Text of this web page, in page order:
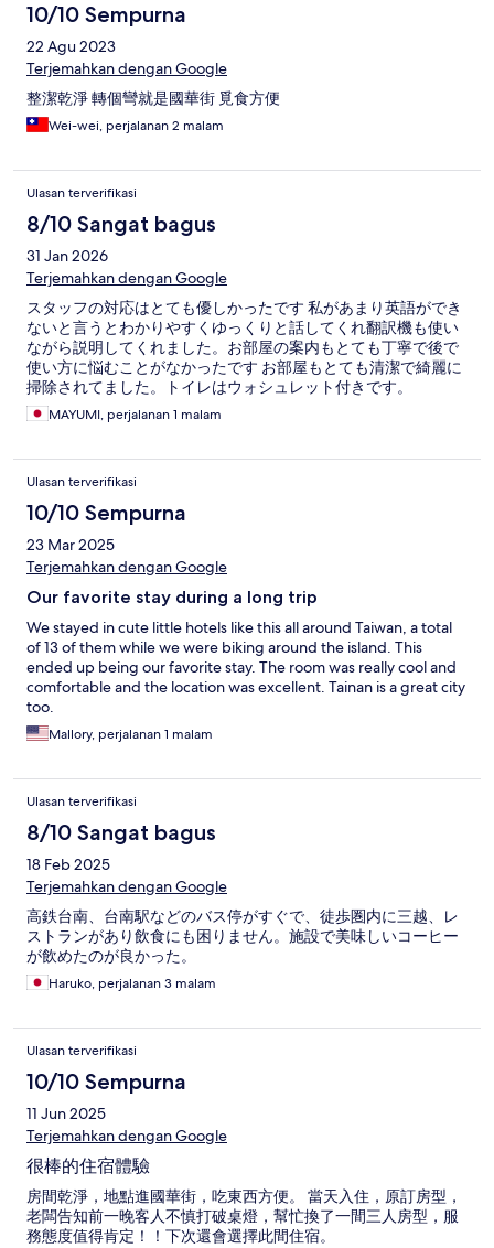
10/10 Sempurna
22 Agu 2023
Terjemahkan dengan Google
整潔乾淨 轉個彎就是國華街 覓食方便
Wei-wei, perjalanan 2 malam
Ulasan terverifikasi
8/10 Sangat bagus
31 Jan 2026
Terjemahkan dengan Google
スタッフの対応はとても優しかったです 私があまり英語ができ
ないと言うとわかりやすくゆっくりと話してくれ翻訳機も使い
ながら説明してくれました。お部屋の案内もとても丁寧で後で
使い方に悩むことがなかったです お部屋もとても清潔で綺麗に
掃除されてました。トイレはウォシュレット付きです。
MAYUMI, perjalanan 1 malam
Ulasan terverifikasi
10/10 Sempurna
23 Mar 2025
Terjemahkan dengan Google
Our favorite stay during a long trip
We stayed in cute little hotels like this all around Taiwan, a total
of 13 of them while we were biking around the island. This
ended up being our favorite stay. The room was really cool and
comfortable and the location was excellent. Tainan is a great city
too.
Mallory, perjalanan 1 malam
Ulasan terverifikasi
8/10 Sangat bagus
18 Feb 2025
Terjemahkan dengan Google
高鉄台南、台南駅などのバス停がすぐで、徒歩圏内に三越、レ
ストランがあり飲食にも困りません。施設で美味しいコーヒー
が飲めたのが良かった。
Haruko, perjalanan 3 malam
Ulasan terverifikasi
10/10 Sempurna
11 Jun 2025
Terjemahkan dengan Google
很棒的住宿體驗
房間乾淨，地點進國華街，吃東西方便。 當天入住，原訂房型，
老闆告知前一晚客人不慎打破桌燈，幫忙換了一間三人房型，服
務態度值得肯定！！下次還會選擇此間住宿。